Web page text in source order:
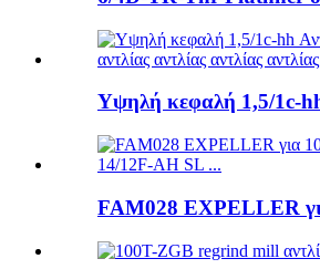
Υψηλή κεφαλή 1,5/1c-
FAM028 EXPELLER